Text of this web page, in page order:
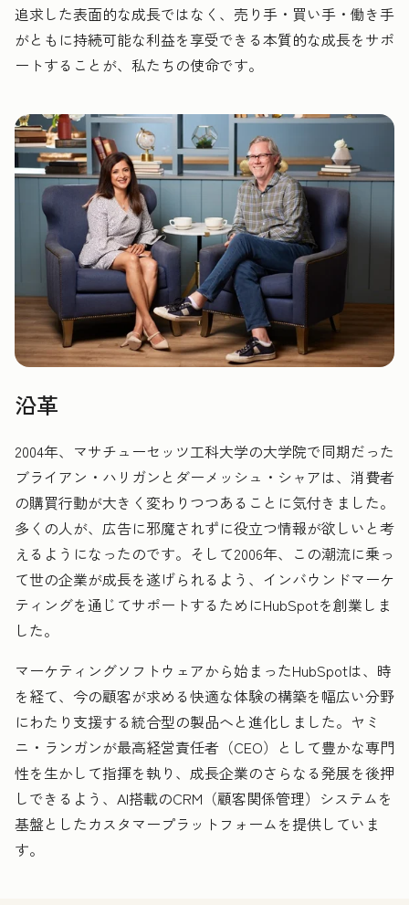
追求した表面的な成長ではなく、売り手・買い手・働き手
がともに持続可能な利益を享受できる本質的な成長をサポ
ートすることが、私たちの使命です。
沿革
2004年、マサチューセッツ工科大学の大学院で同期だった
ブライアン・ハリガンとダーメッシュ・シャアは、消費者
の購買行動が大きく変わりつつあることに気付きました。
多くの人が、広告に邪魔されずに役立つ情報が欲しいと考
えるようになったのです。そして2006年、この潮流に乗っ
て世の企業が成長を遂げられるよう、インバウンドマーケ
ティングを通じてサポートするためにHubSpotを創業しま
した。
マーケティングソフトウェアから始まったHubSpotは、時
を経て、今の顧客が求める快適な体験の構築を幅広い分野
にわたり支援する統合型の製品へと進化しました。ヤミ
ニ・ランガンが最高経営責任者（CEO）として豊かな専門
性を生かして指揮を執り、成長企業のさらなる発展を後押
しできるよう、AI搭載のCRM（顧客関係管理）システムを
基盤としたカスタマープラットフォームを提供していま
す。